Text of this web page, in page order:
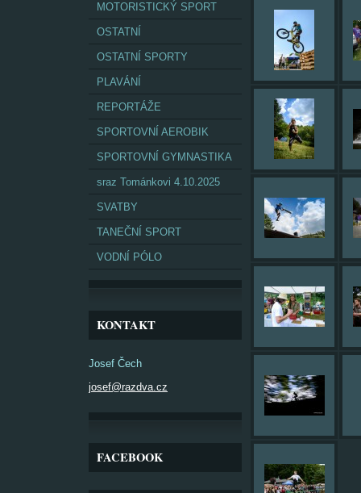
MOTORISTICKÝ SPORT
OSTATNÍ
OSTATNÍ SPORTY
PLAVÁNÍ
REPORTÁŽE
SPORTOVNÍ AEROBIK
SPORTOVNÍ GYMNASTIKA
sraz Tománkovi 4.10.2025
SVATBY
TANEČNÍ SPORT
VODNÍ PÓLO
KONTAKT
Josef Čech
josef@razdva.cz
FACEBOOK